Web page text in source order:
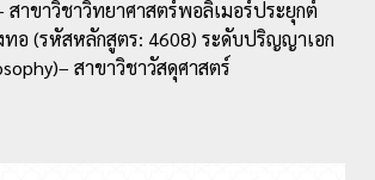
สาขาวิชาวิทยาศาสตร์พอลิเมอร์ประยุกต์
ทอ (รหัสหลักสูตร: 4608) ระดับปริญญาเอก
สาขาวิชาวัสดุศาสตร์